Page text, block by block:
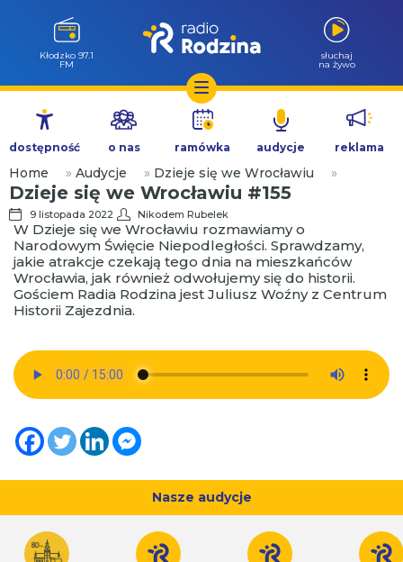
Przejdź
treści
Kłodzko 97.1
FM
słuchaj
na żywo
dostępność o nas ramówka audycje reklama
Home » Audycje » Dzieje się we Wrocławiu »
Dzieje się we Wrocławiu #155
9 listopada 2022 Nikodem Rubelek
W Dzieje się we Wrocławiu rozmawiamy o
Narodowym Święcie Niepodległości. Sprawdzamy,
jakie atrakcje czekają tego dnia na mieszkańców
Wrocławia, jak również odwołujemy się do historii.
Gościem Radia Rodzina jest Juliusz Woźny z Centrum
Historii Zajezdnia.
Nasze audycje